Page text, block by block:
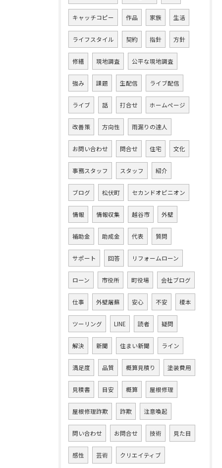
キャッチコピー 作品 家族 生活
ライフスタイル 契約 指針 方針
修繕 現地調査 公平な現地調査
強み 課題 生配信 ライブ配信
ライブ 話 打合せ ホームページ
改善策 方向性 雨漏りの達人
お問い合わせ 問合せ 住宅 文化
事務スタッフ スタッフ 紹介
ブログ 松伏町 セカンドオピニオン
情報 情報収集 越谷市 外壁
補助金 助成金 代表 質問
サポート 回答 リフォームローン
ローン 市役所 町役場 会社ブログ
仕事 外壁屠蘇 安心 不安 榎本
ツーリング LINE 読者 疑問
解決 新聞 住まい新聞 ライン
満足度 品質 概算見積り 塗装費用
見積書 目安 概算 屋根修理
屋根修理詐欺 詐欺 注意喚起
問い合わせ お問合せ 技術 見た目
感性 芸術 クリエイティブ